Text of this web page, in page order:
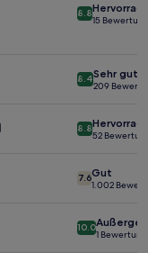
8.8
15
8.4Sehr gut
209
8.8
52
7.6Gut
1.002
10.0
1 Bewertung